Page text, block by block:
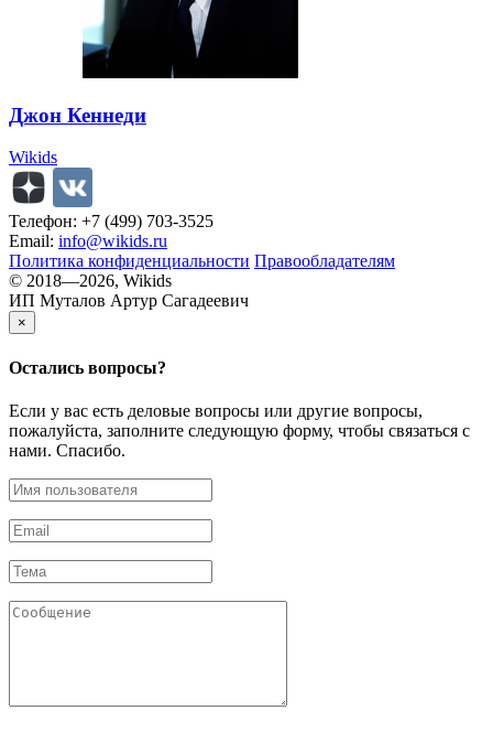
Джон Кеннеди
Wikids
Телефон: +7 (499) 703-3525
Email: info@wikids.ru
Политика конфиденциальности Правообладателям
© 2018—2026, Wikids
ИП Муталов Артур Сагадеевич
×
Остались вопросы?
Если у вас есть деловые вопросы или другие вопросы,
пожалуйста, заполните следующую форму, чтобы связаться с
нами. Спасибо.